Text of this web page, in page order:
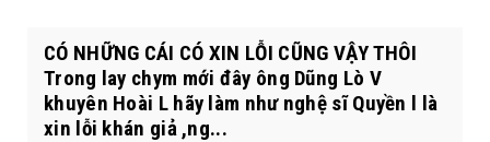
CÓ NHỮNG CÁI CÓ XIN LỖI CŨNG VẬY THÔI
Trong lay chym mới đây ông Dũng Lò V
khuyên Hoài L hãy làm như nghệ sĩ Quyền l là
xin lỗi khán giả ,ng...